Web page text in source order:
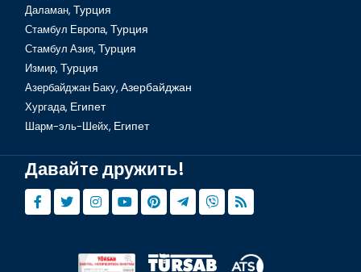
Шарм-эль-Шейх, гора Синай
Даламан, Турция
Стамбул Европа, Турция
Стамбул Азия, Турция
Измир, Турция
Азербайджан Баку, Азербайджан
Хургада, Египет
Шарм-эль-Шейх, Египет
Давайте дружить!